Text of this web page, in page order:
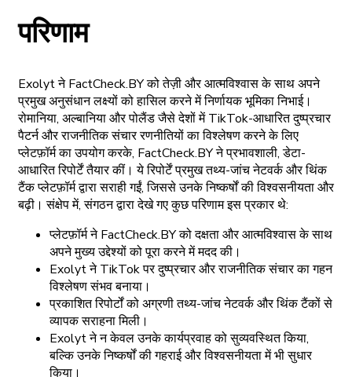
परिणाम
Exolyt ने FactCheck.BY को तेज़ी और आत्मविश्वास के साथ अपने
प्रमुख अनुसंधान लक्ष्यों को हासिल करने में निर्णायक भूमिका निभाई।
रोमानिया, अल्बानिया और पोलैंड जैसे देशों में TikTok-आधारित दुष्प्रचार
पैटर्न और राजनीतिक संचार रणनीतियों का विश्लेषण करने के लिए
प्लेटफ़ॉर्म का उपयोग करके, FactCheck.BY ने प्रभावशाली, डेटा-
आधारित रिपोर्टें तैयार कीं। ये रिपोर्टें प्रमुख तथ्य-जांच नेटवर्क और थिंक
टैंक प्लेटफ़ॉर्म द्वारा सराही गईं, जिससे उनके निष्कर्षों की विश्वसनीयता और
बढ़ी। संक्षेप में, संगठन द्वारा देखे गए कुछ परिणाम इस प्रकार थे:
प्लेटफ़ॉर्म ने FactCheck.BY को दक्षता और आत्मविश्वास के साथ
अपने मुख्य उद्देश्यों को पूरा करने में मदद की।
Exolyt ने TikTok पर दुष्प्रचार और राजनीतिक संचार का गहन
विश्लेषण संभव बनाया।
प्रकाशित रिपोर्टों को अग्रणी तथ्य-जांच नेटवर्क और थिंक टैंकों से
व्यापक सराहना मिली।
Exolyt ने न केवल उनके कार्यप्रवाह को सुव्यवस्थित किया,
बल्कि उनके निष्कर्षों की गहराई और विश्वसनीयता में भी सुधार
किया।